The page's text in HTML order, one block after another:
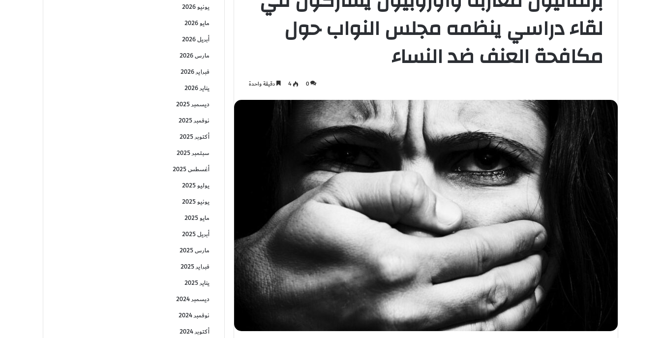
لقاء دراسي ينظمه مجلس النواب حول
مكافحة العنف ضد النساء
0
4 دقيقة واحدة
يونيو 2026
مايو 2026
أبريل 2026
مارس 2026
فبراير 2026
يناير 2026
ديسمبر 2025
نوفمبر 2025
أكتوبر 2025
سبتمبر 2025
أغسطس 2025
يوليو 2025
يونيو 2025
مايو 2025
أبريل 2025
مارس 2025
فبراير 2025
يناير 2025
ديسمبر 2024
نوفمبر 2024
أكتوبر 2024